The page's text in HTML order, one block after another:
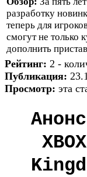
разработку
теперь для
смогут не только
дополнить
Рейтинг: 2 -
Публикация:
Просмотр: эта